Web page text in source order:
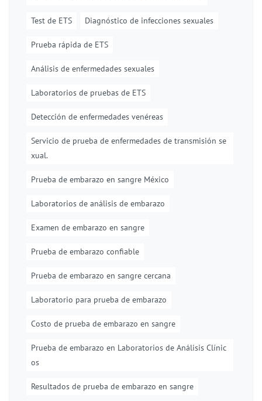
Test de ETS Diagnóstico de infecciones sexuales
Prueba rápida de ETS
Análisis de enfermedades sexuales
Laboratorios de pruebas de ETS
Detección de enfermedades venéreas
Servicio de prueba de enfermedades de transmisión se
xual.
Prueba de embarazo en sangre México
Laboratorios de análisis de embarazo
Examen de embarazo en sangre
Prueba de embarazo confiable
Prueba de embarazo en sangre cercana
Laboratorio para prueba de embarazo
Costo de prueba de embarazo en sangre
Prueba de embarazo en Laboratorios de Análisis Clínic
os
Resultados de prueba de embarazo en sangre